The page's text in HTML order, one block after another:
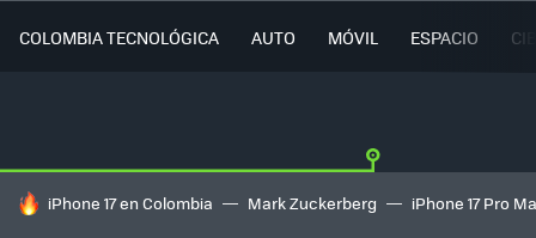
COLOMBIA TECNOLÓGICA AUTO MÓVIL ESPACIO
HOY SE HABLA DE
iPhone 17 en Colombia Mark Zuckerberg iPhone 17 Pro